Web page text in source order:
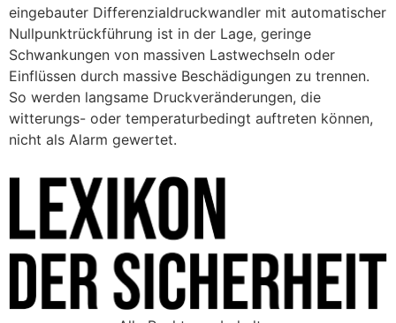
eingebauter Differenzialdruckwandler mit automatischer
Nullpunktrückführung ist in der Lage, geringe
Schwankungen von massiven Lastwechseln oder
Einflüssen durch massive Beschädigungen zu trennen.
So werden langsame Druckveränderungen, die
witterungs- oder temperaturbedingt auftreten können,
nicht als Alarm gewertet.